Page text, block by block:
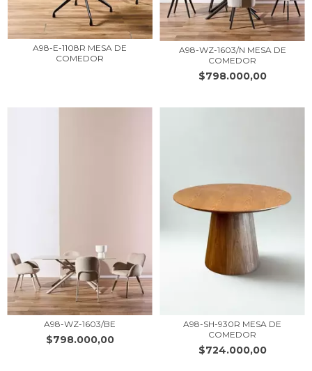
A98-E-1108R MESA DE
COMEDOR
A98-WZ-1603/N MESA DE
COMEDOR
$798.000,00
A98-WZ-1603/BE
$798.000,00
A98-SH-930R MESA DE
COMEDOR
$724.000,00